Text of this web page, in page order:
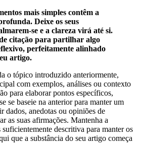
mais simples contêm a
Deixe os seus
se e a clareza virá até si.
de citação para partilhar algo
perfeitamente alinhado
artigo.
o tópico introduzido anteriormente,
com exemplos, análises ou contexto
para elaborar pontos específicos,
se baseie na anterior para manter um
dados, anedotas ou opiniões de
as suas afirmações. Mantenha a
descritiva para manter os
que a substância do seu artigo começa